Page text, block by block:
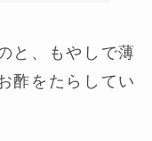
と、もやしで薄
酢をたらしてい